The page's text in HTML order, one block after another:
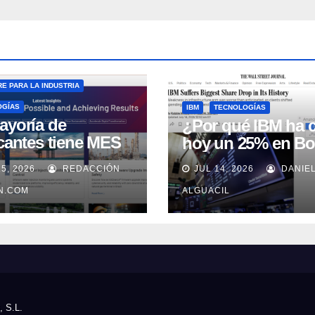
PARA LA INDUSTRIA
de
tiene MES
lo usa
según
Automation
2026 REDACCIÓN
IBM TECNOLOGÍAS
¿Por qué IBM ha
hoy un 25% en
JUL 14, 2026 DANIEL
ALGUACIL